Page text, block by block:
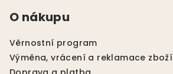
O nákupu
Věrnostní program
Výměna, vrácení a reklamace zboží